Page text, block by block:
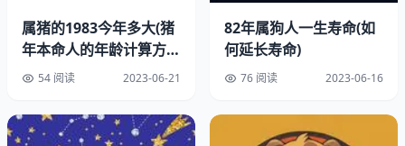
属猪的1983今年多大(猪
年本命人的年龄计算方
法)54 阅读 2023-06-21
82年属狗人一生寿命(如
何延长寿命)
76 阅读 2023-06-16